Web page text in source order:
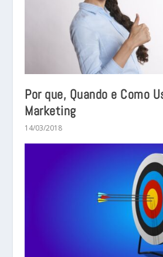
Por que, Quando e Como
Marketing
14/03/2018